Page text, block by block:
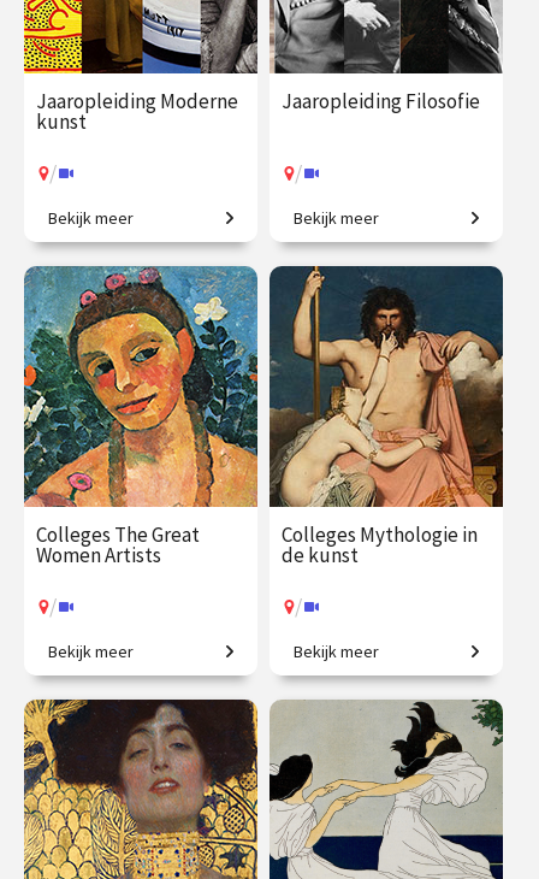
Jaaropleiding Moderne
kunst
/
Is dit kunst? Zo ja, waarom?
€ 1059.00
vanaf 5
okt.
/ Op locatie of online
Bekijk meer
Jaaropleiding Filosofie
/
In één jaar de wereld beter
begrijpen!
€ 1090.00
vanaf 22
sep.
/ Op locatie of online
Bekijk meer
Colleges The Great
Women Artists
/
Vrouwen in de
kunstgeschiedenis, van
Judith Leyster tot Nan
Goldin.
€ 345.00
vanaf 21
sep.
/ Op locatie of online
Bekijk meer
Colleges Mythologie in
de kunst
/
Griekse en Romeinse goden
bewijzen hun
onsterfelijkheid.
€ 345.00
vanaf 22
sep.
/ Op locatie of online
Bekijk meer